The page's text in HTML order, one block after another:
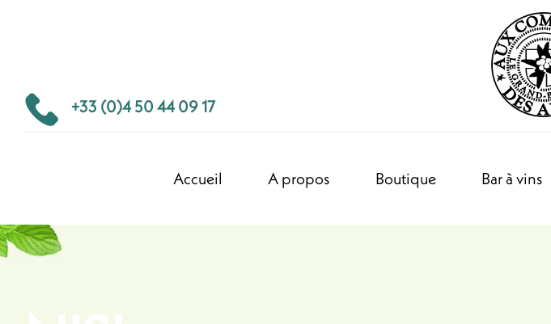
Accueil A propos Boutique Bar à vins
+33 (0)4 50 44 09 17